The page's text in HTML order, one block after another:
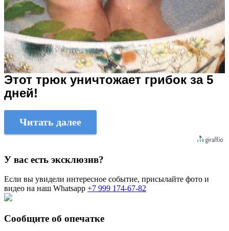
Этот трюк уничтожает грибок за 5
дней!
Читать далее
У вас есть эксклюзив?
Если вы увидели интересное событие, присылайте фото и
видео на наш Whatsapp +7 999 174-67-82
Сообщите об опечатке